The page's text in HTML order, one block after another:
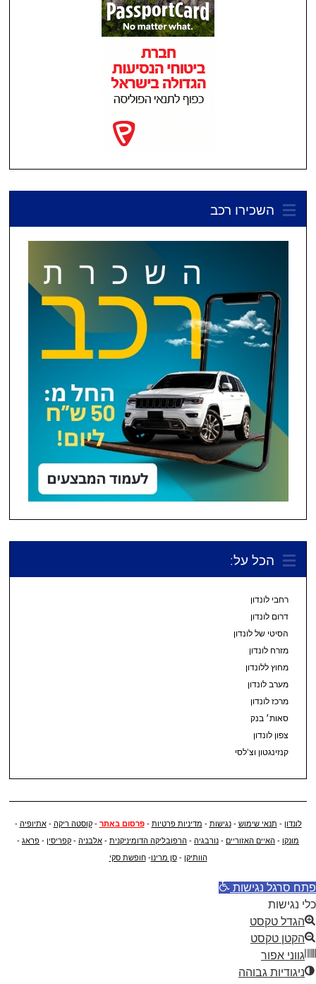
השכירו רכב
הכל על:
רחבי לונדון
דרום לונדון
הסיטי של לונדון
מזרח לונדון
מחוץ ללונדון
מערב לונדון
מרכז לונדון
סאות׳ בנק
צפון לונדון
קנזינגטון וצ’לסי
לונדון - תנאי שימוש -נגישות - מדיניות פרטיות -פרסום באתר -קוסטה ריקה -אתיופיה -
מונקו - האיים האזוריים - נורבגיה - הרפובליקה הדומיניקנית - אלבניה - קפריסין - פראג -
הוותיקן -סן מרינו-חופשת סקי
פתח סרגל נגישות
כלי נגישות
הגדל טקסט
הקטן טקסט
גווני אפור
ניגודיות גבוהה